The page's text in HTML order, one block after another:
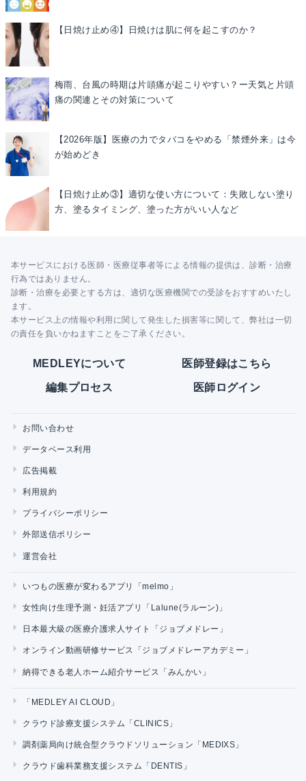
【日焼け止め④】日焼けは肌に何を起こすのか？
梅雨、台風の時期は片頭痛が起こりやすい？ー天気と片頭
痛の関連とその対策について
【2026年版】医療の力でタバコをやめる「禁煙外来」は今
が始めどき
【日焼け止め③】適切な使い方について：失敗しない塗り
方、塗るタイミング、塗った方がいい人など
本サービスにおける医師・医療従事者等による情報の提供は、診断・治療
行為ではありません。
診断・治療を必要とする方は、適切な医療機関での受診をおすすめいたし
ます。
本サービス上の情報や利用に関して発生した損害等に関して、弊社は一切
の責任を負いかねますことをご了承ください。
MEDLEYについて 医師登録はこちら
編集プロセス 医師ログイン
お問い合わせ
データベース利用
広告掲載
利用規約
プライバシーポリシー
外部送信ポリシー
運営会社
いつもの医療が変わるアプリ「melmo」
女性向け生理予測・妊活アプリ「Lalune(ラルーン)」
日本最大級の医療介護求人サイト「ジョブメドレー」
オンライン動画研修サービス「ジョブメドレーアカデミー」
納得できる老人ホーム紹介サービス「みんかい」
「MEDLEY AI CLOUD」
クラウド診療支援システム「CLINICS」
調剤薬局向け統合型クラウドソリューション「MEDIXS」
クラウド歯科業務支援システム「DENTIS」